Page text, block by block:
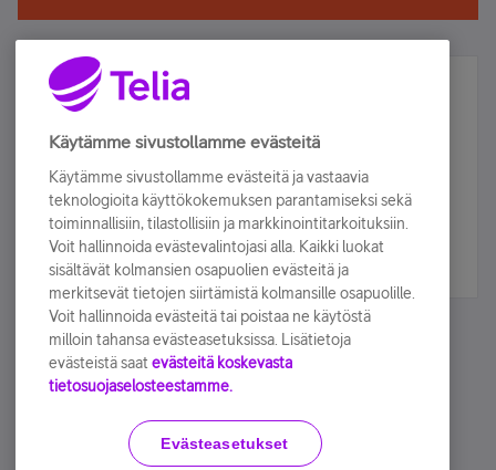
Älä jää paitsi – osallistu ja voita!
Tilaa Telian uutiskirje ja olet mukana arvonnassa.
sähköpostiisi.
Tilaa nyt
Käyttöehdot Accessibility statement
Käytämme sivustollamme evästeitä
Käytämme sivustollamme evästeitä ja vastaavia
teknologioita käyttökokemuksen parantamiseksi sekä
toiminnallisiin, tilastollisiin ja markkinointitarkoituksiin.
Voit hallinnoida evästevalintojasi alla. Kaikki luokat
sisältävät kolmansien osapuolien evästeitä ja
merkitsevät tietojen siirtämistä kolmansille osapuolille.
Voit hallinnoida evästeitä tai poistaa ne käytöstä
milloin tahansa evästeasetuksissa. Lisätietoja
evästeistä saat evästeitä koskevasta
tietosuojaselosteestamme.
Evästeasetukset